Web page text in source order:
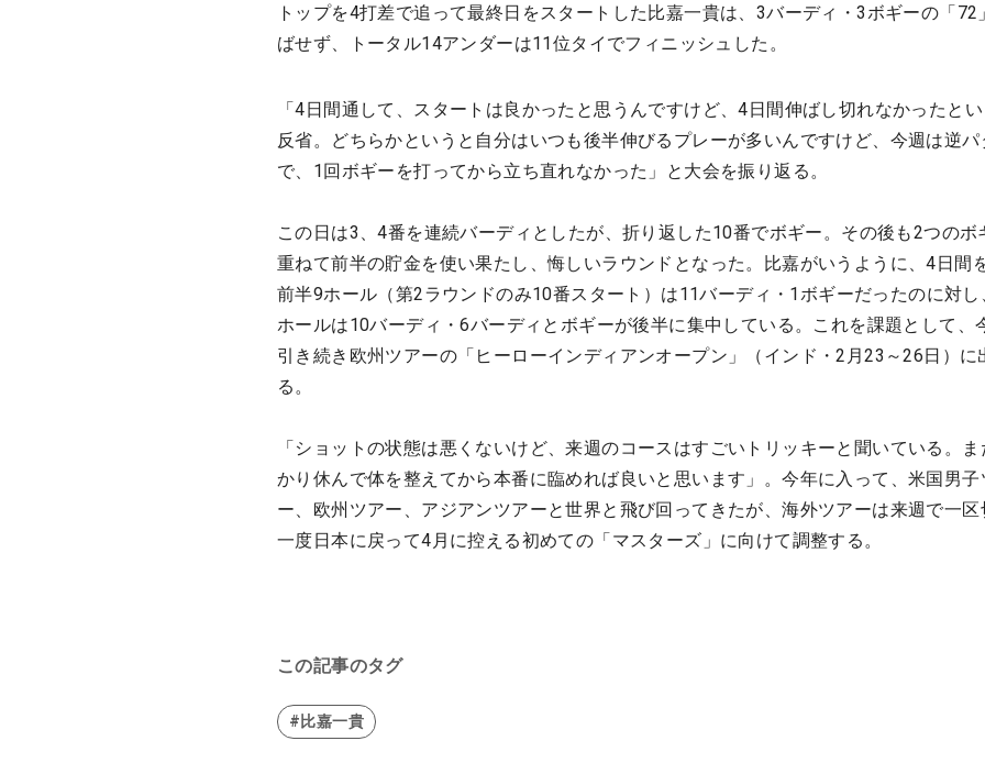
トップを4打差で追って最終日をスタートした比嘉一貴は、3バーディ・3ボギーの「72
ばせず、トータル14アンダーは11位タイでフィニッシュした。
「4日間通して、スタートは良かったと思うんですけど、4日間伸ばし切れなかったと
反省。どちらかというと自分はいつも後半伸びるプレーが多いんですけど、今週は逆パ
で、1回ボギーを打ってから立ち直れなかった」と大会を振り返る。
この日は3、4番を連続バーディとしたが、折り返した10番でボギー。その後も2つのボ
重ねて前半の貯金を使い果たし、悔しいラウンドとなった。比嘉がいうように、4日間
前半9ホール（第2ラウンドのみ10番スタート）は11バーディ・1ボギーだったのに対
ホールは10バーディ・6バーディとボギーが後半に集中している。これを課題として、
引き続き欧州ツアーの「ヒーローインディアンオープン」（インド・2月23～26日）に
る。
「ショットの状態は悪くないけど、来週のコースはすごいトリッキーと聞いている。
かり休んで体を整えてから本番に臨めれば良いと思います」。今年に入って、米国男子
ー、欧州ツアー、アジアンツアーと世界と飛び回ってきたが、海外ツアーは来週で一区
一度日本に戻って4月に控える初めての「マスターズ」に向けて調整する。
この記事のタグ
#比嘉一貴